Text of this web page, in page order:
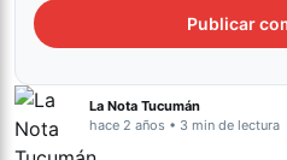
La Nota Tucumán
hace 2 años • 3 min de lectura